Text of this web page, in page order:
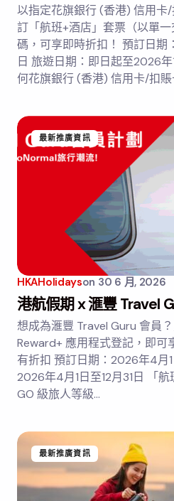
以指定花旗銀行 (香港) 信用卡
訂「航班+酒店」套票（以單
碼，可享即時折扣！ 預訂日期
日 旅遊日期：即日起至2026
何花旗銀行 (香港) 信用卡/扣
最新推廣資訊
HKAHolidayson 30 6 月, 2026
港航假期 x 滙豐 Travel
想成為滙豐 Travel Guru 會員
Reward+ 應用程式登記，即可
有折扣 預訂日期：2026年4月1
2026年4月1日至12月31日 「
GO 級旅人等級…
最新推廣資訊